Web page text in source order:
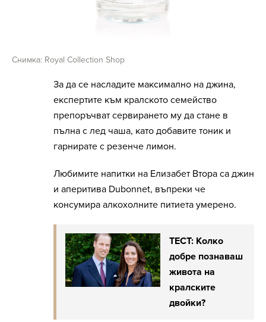
Снимка: Royal Collection Shop
За да се насладите максимално на джина,
експертите към кралското семейство
препоръчват сервирането му да стане в
пълна с лед чаша, като добавите тоник и
гарнирате с резенче лимон.
Любимите напитки на Елизабет Втора са джин
и аперитива Dubonnet, въпреки че
консумира алкохолните питиета умерено.
ТЕСТ: Колко
добре познаваш
живота на
кралските
двойки?